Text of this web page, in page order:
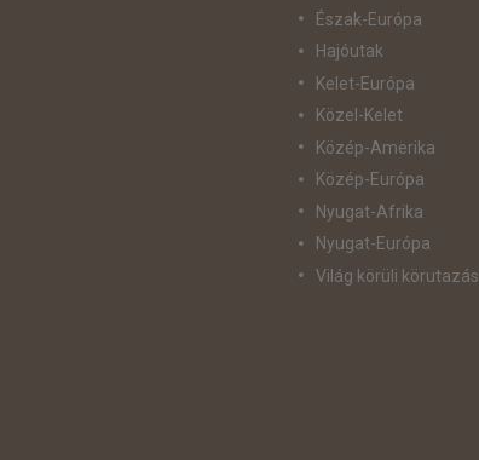
Észak-Európa
Hajóutak
Kelet-Európa
Közel-Kelet
Közép-Amerika
Közép-Európa
Nyugat-Afrika
Nyugat-Európa
Világ körüli körutazás